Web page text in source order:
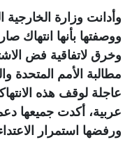
وأدانت وزارة الخارجية
ووصفتها بأنها انتهاك
مطالبة الأمم المتحدة
عاجلة لوقف هذه
عربية، أكدت جميعها
ورفضها استمرار